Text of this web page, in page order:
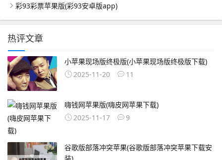
彩93彩票苹果版(彩93安卓版app)
热评文章
小苹果现场版终极版(小苹果现场版终极版下载)
2025-11-20
11
嗨钱网苹果版(嗨皮网苹果下载)
2025-11-17
9
谷歌版部落冲突苹果(谷歌版部落冲突苹果下载安